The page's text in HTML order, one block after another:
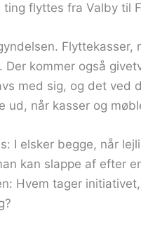
flyttes fra Valby til
kommer også
med sig, og det ved
ud, når kasser og
I elsker begge, når
kan slappe af efter
Hvem tager